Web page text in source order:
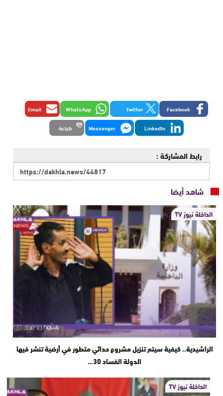
Facebook
Twitter
WhatsApp
Email
LinkedIn
Messenger طباعة
رابط المشاركة :
شاهد أيضا
الداخلة نيوز TV
الراشيدية.. كيفية سيتم تنزيل مشروع حداثي متطور في أرضية تنشر فيها
الدولة الفساد 30…
الداخلة نيوز TV